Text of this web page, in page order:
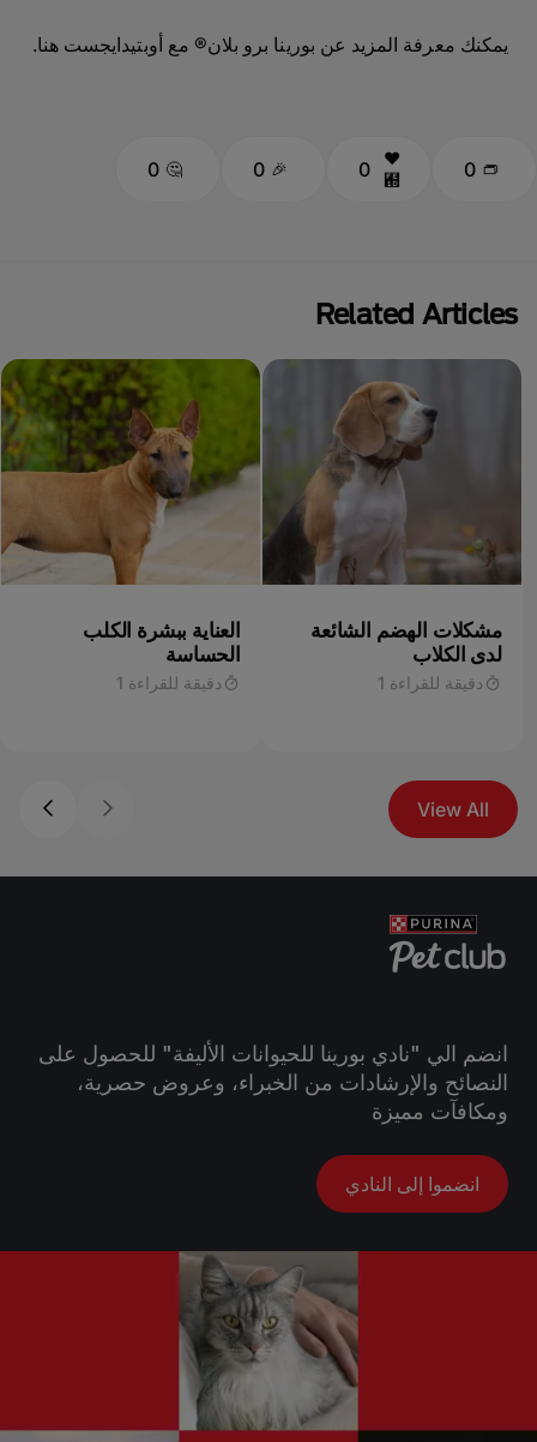
يمكنك معرفة المزيد عن بورينا برو بلان® مع أوبتيدايجست هنا.
0
0
0
0
Related Articles
مشكلات الهضم الشائعة
لدى الكلاب
دقيقة للقراءة 1
العناية ببشرة الكلب
الحساسة
دقيقة للقراءة 1
View All
انضم الي "نادي بورينا للحيوانات الأليفة" للحصول على
النصائح والإرشادات من الخبراء، وعروض حصرية،
ومكافآت مميزة
انضموا إلى النادي